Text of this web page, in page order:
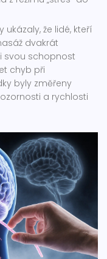
ukázaly, že lidé, kteří
dvakrát
svou schopnost
chyb při
byly změřeny
a rychlosti